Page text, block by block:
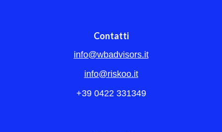
Contatti
info@wbadvisors.it
info@riskoo.it
+39 0422 331349